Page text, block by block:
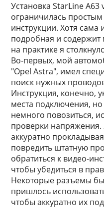
Установка StarLine A63
ограничилась
инструкции. Хотя сама
подробная и
на практике я
Во-первых, мой
"Opel Astra", имел
поиск нужных
Инструкция, конечно,
места подключения,
немного повозиться,
проверки напряжения.
аккуратно
повредить штатную
обратиться к видео-
чтобы убедиться в
Некоторые разъемы
пришлось
чтобы аккуратно их